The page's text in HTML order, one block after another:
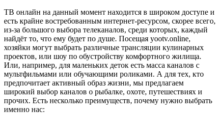
ТВ онлайн на данный момент находится в широком доступе и
есть крайне востребованным интернет-ресурсом, скорее всего,
из-за большого выбора телеканалов, среди которых, каждый
найдёт то, что ему будет по душе. Посещая yootv.online,
хозяйки могут выбрать различные трансляции кулинарных
проектов, или шоу по обустройству комфортного жилища.
Или, например, для маленьких деток есть масса каналов с
мультфильмами или обучающими роликами. А для тех, кто
предпочитает активный образ жизни, мы предлагаем
широкий выбор каналов о рыбалке, охоте, путешествиях и
прочих. Есть несколько преимуществ, почему нужно выбрать
именно нас: